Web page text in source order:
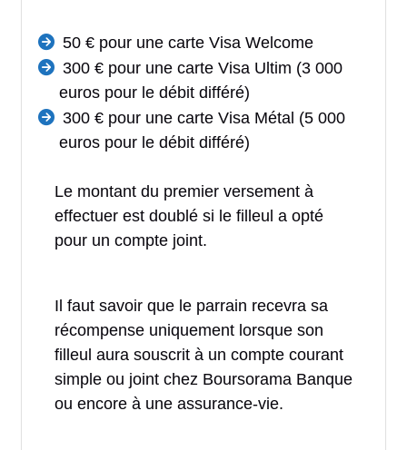
50 € pour une carte Visa Welcome
300 € pour une carte Visa Ultim (3 000
euros pour le débit différé)
300 € pour une carte Visa Métal (5 000
euros pour le débit différé)
Le montant du premier versement à
effectuer est doublé si le filleul a opté
pour un compte joint.
Il faut savoir que le parrain recevra sa
récompense uniquement lorsque son
filleul aura souscrit à un compte courant
simple ou joint chez Boursorama Banque
ou encore à une assurance-vie.